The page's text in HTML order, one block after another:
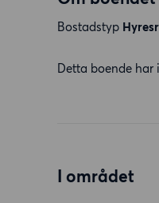
Bostadstyp
Detta boende har
I området